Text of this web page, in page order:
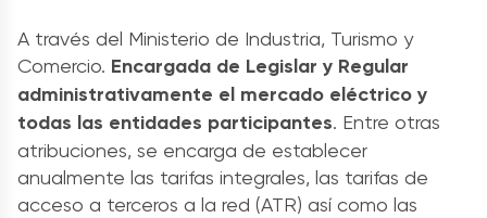
A través del Ministerio de Industria, Turismo y
Comercio. Encargada de Legislar y Regular
administrativamente el mercado eléctrico y
todas las entidades participantes. Entre otras
atribuciones, se encarga de establecer
anualmente las tarifas integrales, las tarifas de
acceso a terceros a la red (ATR) así como las